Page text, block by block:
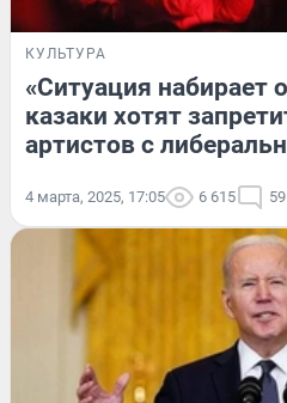
КУЛЬТУРА
«Ситуация набирает
казаки хотят
артистов с
4 марта, 2025, 17:05 6 615 59